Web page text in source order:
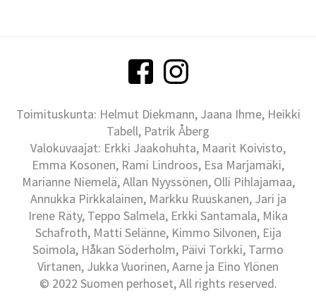
Toimituskunta: Helmut Diekmann, Jaana Ihme, Heikki
Tabell, Patrik Åberg
Valokuvaajat: Erkki Jaakohuhta, Maarit Koivisto,
Emma Kosonen, Rami Lindroos, Esa Marjamäki,
Marianne Niemelä, Allan Nyyssönen, Olli Pihlajamaa,
Annukka Pirkkalainen, Markku Ruuskanen, Jari ja
Irene Räty, Teppo Salmela, Erkki Santamala, Mika
Schafroth, Matti Selänne, Kimmo Silvonen, Eija
Soimola, Håkan Söderholm, Päivi Torkki, Tarmo
Virtanen, Jukka Vuorinen, Aarne ja Eino Ylönen
© 2022 Suomen perhoset, All rights reserved.